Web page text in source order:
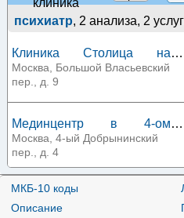
клиника
психиатр, 2 анализа, 2
Клиника Столица на
Арбате
Москва, Большой Власьевский
пер., д. 9
Мединцентр в 4-ом
Добрынинском переулке
Москва, 4-ый Добрынинский
пер., д. 4
ЦКБ №2 ОАО «РЖД»
МКБ-10 коды
Описание